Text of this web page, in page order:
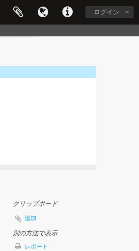
ログイン
クリップボード
追加
別の方法で表示
レポート